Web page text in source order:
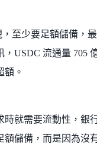
至少要足額儲備，
USDC 流通量 705
額。
時就需要流動性，銀
額儲備，而是因為沒